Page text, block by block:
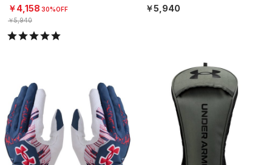
SEX）
￥4,158 30%OFF
￥5,940
SEX）
￥5,940